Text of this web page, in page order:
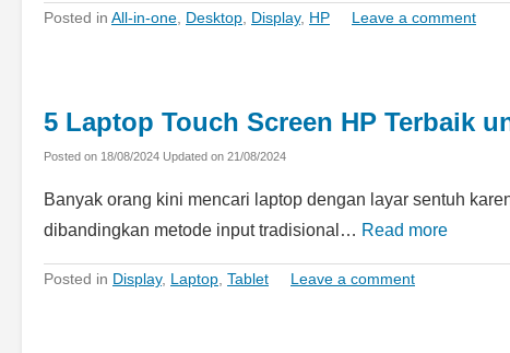
Posted in All-in-one Desktop Display, HP Leave a comment
5 Laptop Touch Screen HP Terbaik
Posted on 18/08/2024 Updated on 21/08/2024
Banyak orang kini mencari laptop dengan layar sentuh
dibandingkan metode input tradisional… Read more
Posted in Display, Laptop Tablet Leave a comment